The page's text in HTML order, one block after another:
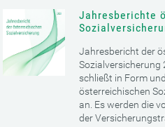
Jahresberichte
Jahresbericht der
Sozialversicherung
schließt in Form
österreichischen
an. Es werden die
der